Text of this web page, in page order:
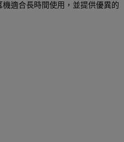
機適合長時間使用，並提供優異的